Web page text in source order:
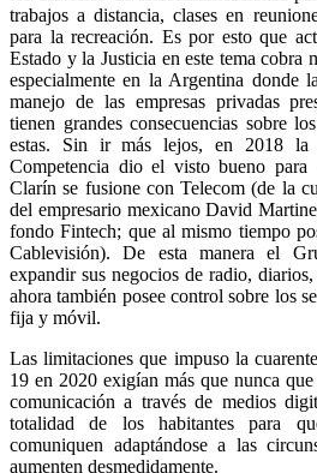
trabajos a distancia, clases en
para la recreación. Es por esto que
Estado y la Justicia en este tema cobra
especialmente en la Argentina donde
manejo de las empresas privadas
tienen grandes consecuencias sobre
estas. Sin ir más lejos, en 2018 la
Competencia dio el visto bueno
Clarín se fusione con Telecom (de la
del empresario mexicano David
fondo Fintech; que al mismo tiempo
Cablevisión). De esta manera el
expandir sus negocios de radio,
ahora también posee control sobre los
fija y móvil.
Las limitaciones que impuso la
19 en 2020 exigían más que nunca
comunicación a través de medios
totalidad de los habitantes para
comuniquen adaptándose a las
aumenten desmedidamente.